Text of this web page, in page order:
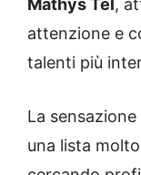
Mathys Tel,
attenzione e
talenti più
La sensazione
una lista